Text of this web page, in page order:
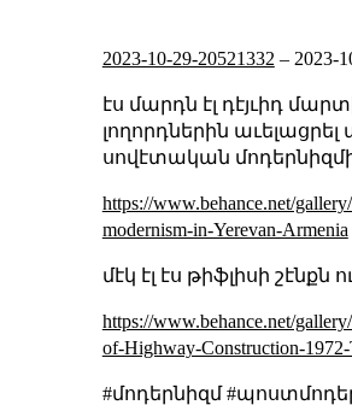
2023-10-29-20521332 – 2023-
էս մարդն էլ դէյւիդ
լողորդներին աւելացրել
սովէտական մոդերնիզմի
https://www.behance.net/
modernism-in-Yerevan-Armenia
մէկ էլ էս թիֆլիսի շէնքն
https://www.behance.net/
of-Highway-Construction-
#մոդերնիզմ